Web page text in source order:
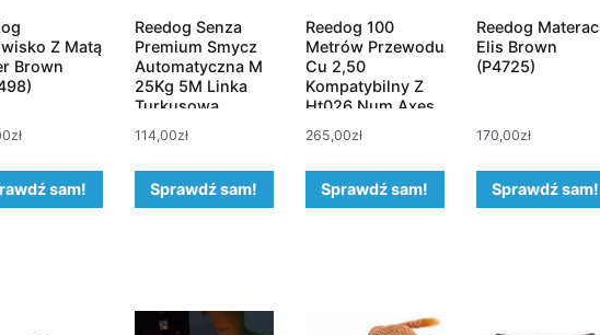
Z Matą
Brown
zł
sam!
Reedog Senza
Premium Smycz
Automatyczna M
25Kg 5M Linka
Turkusowa
114,00zł
Sprawdź sam!
Reedog 100
Metrów Przewodu
Cu 2,50
Kompatybilny Z
Ht026 Num Axes
Dogtra E-Collar
265,00zł
Sprawdź sam!
Reedog Materac
Elis Brown
(P4725)
170,00zł
Sprawdź sam!